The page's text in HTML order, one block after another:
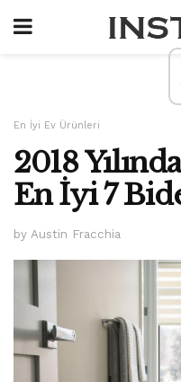
En İyi Ev Ürünleri
2018
En İyi 7
by Austin Fracchia